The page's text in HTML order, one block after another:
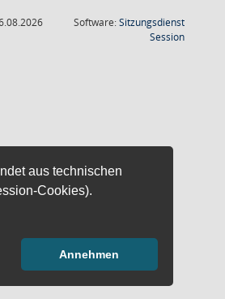
aus technischen
Cookies).
Annehmen
Software:Sitzungsdienst
Session(Wird in